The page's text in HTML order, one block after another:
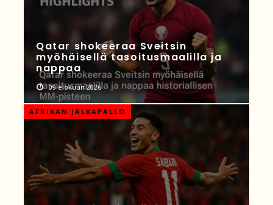
Qatar shokeeraa Sveitsin
myöhäisellä tasoitusmaalilla ja
nappaa
09 elokuun 2026
AFRIKAN JALKAPALLO